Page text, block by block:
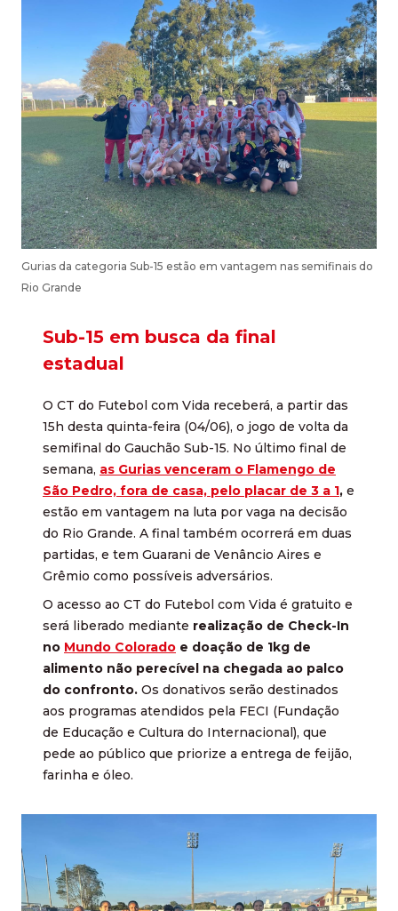
Gurias da categoria Sub-15 estão em vantagem nas semifinais do
Rio Grande
Sub-15 em busca da final
estadual
O CT do Futebol com Vida receberá, a partir das
15h desta quinta-feira (04/06), o jogo de volta da
semifinal do Gauchão Sub-15. No último final de
semana, as Gurias venceram o Flamengo de
São Pedro, fora de casa, pelo placar de 3 a 1, e
estão em vantagem na luta por vaga na decisão
do Rio Grande. A final também ocorrerá em duas
partidas, e tem Guarani de Venâncio Aires e
Grêmio como possíveis adversários.
O acesso ao CT do Futebol com Vida é gratuito e
será liberado mediante realização de Check-In
no Mundo Colorado e doação de 1kg de
alimento não perecível na chegada ao palco
do confronto. Os donativos serão destinados
aos programas atendidos pela FECI (Fundação
de Educação e Cultura do Internacional), que
pede ao público que priorize a entrega de feijão,
farinha e óleo.